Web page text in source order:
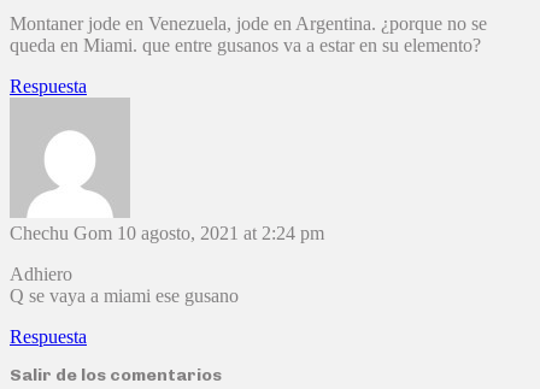
Montaner jode en Venezuela, jode en Argentina. ¿porque no se
queda en Miami. que entre gusanos va a estar en su elemento?
Respuesta
Chechu Gom 10 agosto, 2021 at 2:24 pm
Adhiero
Q se vaya a miami ese gusano
Respuesta
Salir de los comentarios